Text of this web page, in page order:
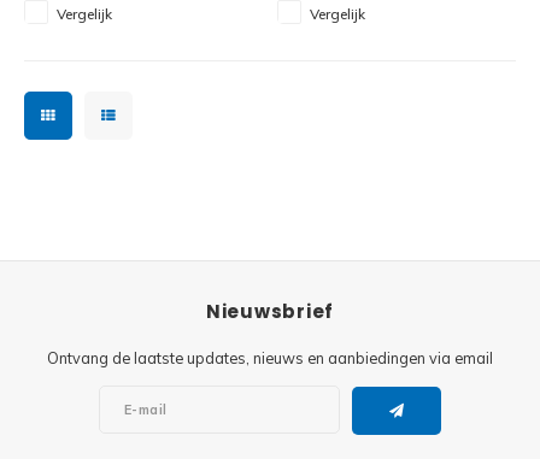
Vergelijk
Vergelijk
Nieuwsbrief
Ontvang de laatste updates, nieuws en aanbiedingen via email